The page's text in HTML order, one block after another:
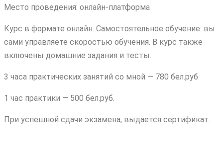
Место проведения: онлайн-платформа
Курс в формате онлайн. Самостоятельное обучение: вы
сами управляете скоростью обучения. В курс также
включены домашние задания и тесты.
3 часа практических занятий со мной — 780 бел.руб
1 час практики — 500 бел.руб.
При успешной сдачи экзамена, выдается сертификат.